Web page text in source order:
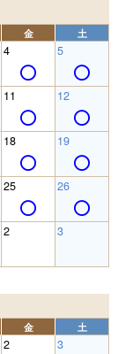
金 土
4 5
11 12
18 19
25 26
2 3
金 土
2 3